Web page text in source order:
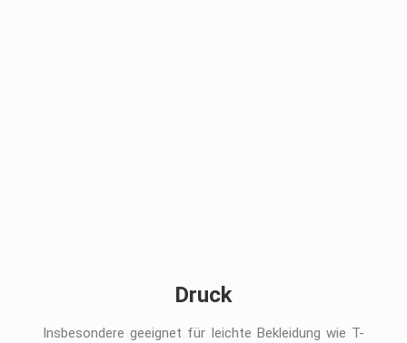
Druck
Insbesondere geeignet für leichte Bekleidung wie T-